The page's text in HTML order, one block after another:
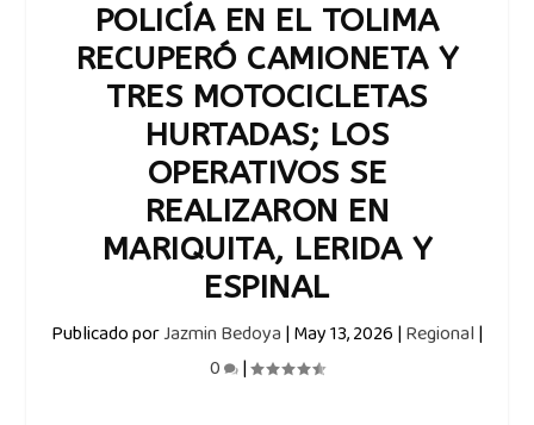
POLICÍA EN EL TOLIMA
RECUPERÓ CAMIONETA Y
TRES MOTOCICLETAS
HURTADAS; LOS
OPERATIVOS SE
REALIZARON EN
MARIQUITA, LERIDA Y
ESPINAL
Publicado porJazmin Bedoya|May 13, 2026|Regional|
0
|